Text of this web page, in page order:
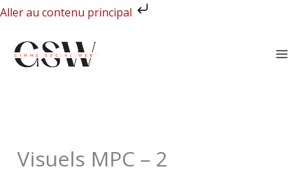
Aller au contenu principal
Aller
contenu
Visuels MPC – 2